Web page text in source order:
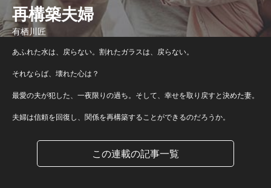
再構築夫婦
有栖川匠
あふれた水は、戻らない。割れたガラスは、戻らない。
それならば、壊れた心は？
最愛の夫が犯した、一夜限りの過ち。そして、幸せを取り戻すと決めた妻。
夫婦は信頼を回復し、関係を再構築することができるのだろうか。
この連載の記事一覧